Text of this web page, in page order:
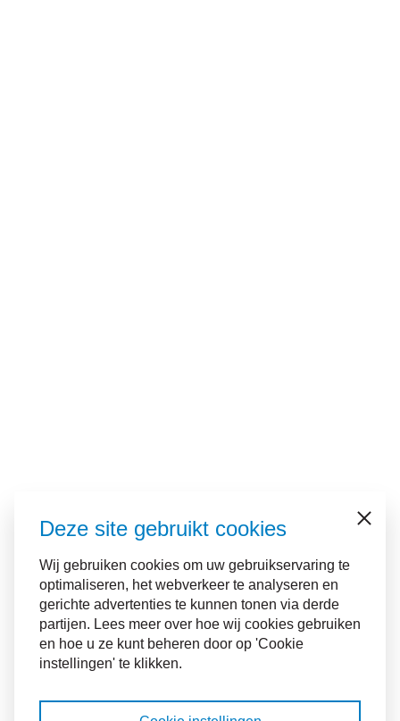
Deze site gebruikt cookies
Wij gebruiken cookies om uw gebruikservaring te
optimaliseren, het webverkeer te analyseren en
gerichte advertenties te kunnen tonen via derde
partijen. Lees meer over hoe wij cookies gebruiken
en hoe u ze kunt beheren door op 'Cookie
instellingen' te klikken.
Sluiten